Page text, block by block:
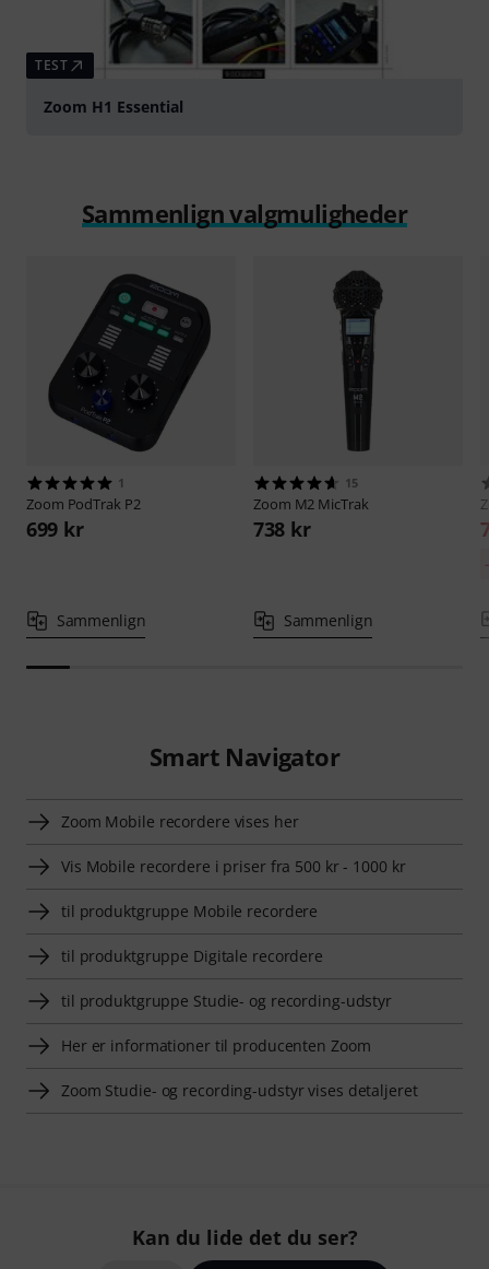
TEST
Zoom H1 Essential
Sammenlign valgmuligheder
1
Zoom PodTrak P2
699 kr
Sammenlign
15
Zoom M2 MicTrak
738 kr
Sammenlign
Smart Navigator
Zoom Mobile recordere vises her
Vis Mobile recordere i priser fra 500 kr - 1000 kr
til produktgruppe Mobile recordere
til produktgruppe Digitale recordere
til produktgruppe Studie- og recording-udstyr
Her er informationer til producenten Zoom
Zoom Studie- og recording-udstyr vises detaljeret
Kan du lide det du ser?